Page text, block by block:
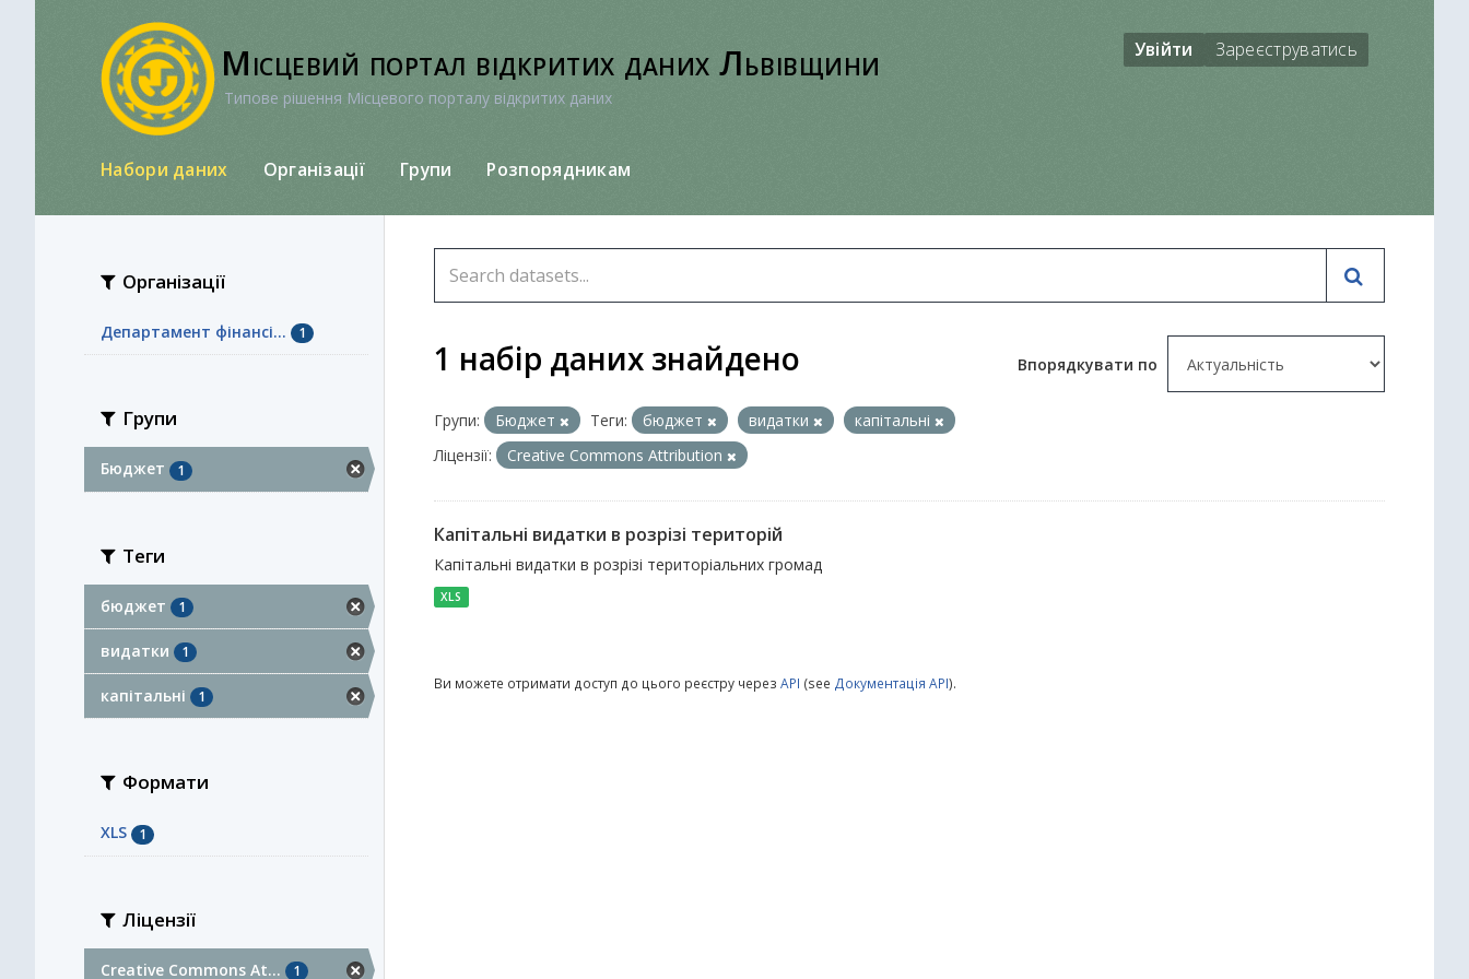
Місцевий портал відкритих даних Львівщини
Типове рішення Місцевого порталу відкритих даних
Увійти Зареєструватись
Набори даних Організації Групи Розпорядникам
Організації
Департамент фінансі... 1
Групи
Бюджет 1
Теги
бюджет 1
видатки 1
капітальні 1
Формати
XLS 1
Ліцензії
Creative Commons At... 1
Впорядкувати по
1 набір даних знайдено
Групи: Бюджет Теги: бюджет видатки
капітальні
Ліцензії:
Creative Commons Attribution
Капітальні видатки в розрізі територій
Капітальні видатки в розрізі територіальних громад
XLS
Ви можете отримати доступ до цього реєстру через API (see Документація API).